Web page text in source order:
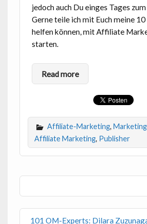
jedoch auch Du einges Tages
Gerne teile ich mit Euch meine
helfen können, mit Affiliate
starten.
Read more
Affiliate-Marketing, Marketing
Affiliate Marketing, Publisher
101 OM-Experts: Dilara